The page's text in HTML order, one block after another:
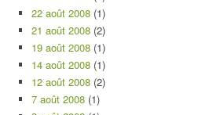
22 août 2008 (1)
21 août 2008 (2)
19 août 2008 (1)
14 août 2008 (1)
12 août 2008 (2)
7 août 2008 (1)